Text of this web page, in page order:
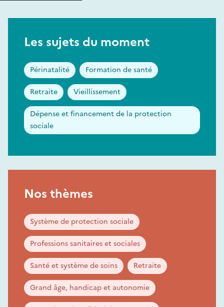
Les sujets du moment
Périnatalité Formation de santé
Retraite Vieillissement
Dépense et financement de la protection
sociale
Nos thèmes
Système de protection sociale
Professions sanitaires et sociales
Santé et système de soins Retraite
Grand âge, handicap et autonomie